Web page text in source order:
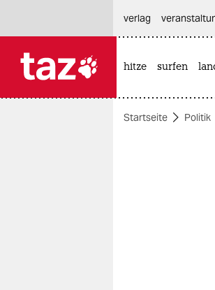
themen
verlag
hitze surfen
Startseite Politik